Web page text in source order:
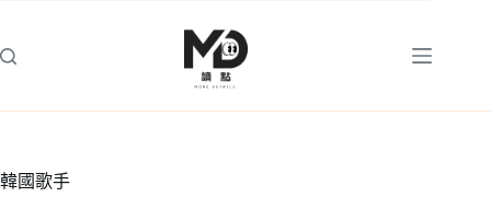
主
韓國歌手